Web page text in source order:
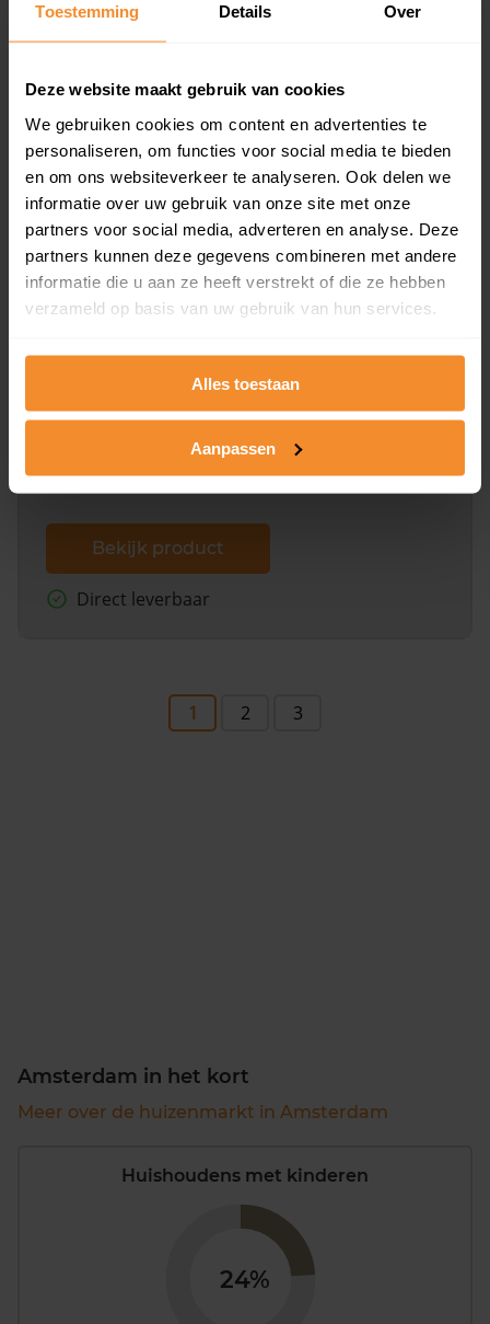
Toestemming Details Over
Deze website maakt gebruik van cookies
We gebruiken cookies om content en advertenties te
personaliseren, om functies voor social media te bieden
en om ons websiteverkeer te analyseren. Ook delen we
informatie over uw gebruik van onze site met onze
partners voor social media, adverteren en analyse. Deze
partners kunnen deze gegevens combineren met andere
informatie die u aan ze heeft verstrekt of die ze hebben
verzameld op basis van uw gebruik van hun services.
Alles toestaan
Aanpassen
en koopdatum) binnen een postcodegebied. Dit
inclusief een jaar lang gratis updates van nieuwe
Bekijk product
Direct leverbaar
Kadastrale kaart pakket
Alleen globale ligging perceel
omliggende percelen met de kadastrale erfgrenzen,
dit inclusief de luchtfoto!
Bekijk product
Direct leverbaar
1 2 3
Amsterdam in het kort
Meer over de huizenmarkt in Amsterdam
Huishoudens met kinderen
24%